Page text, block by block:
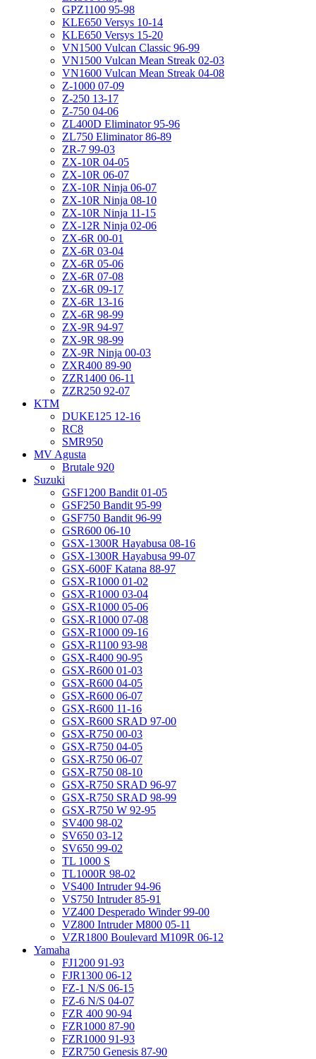
GPZ1100 95-98
KLE650 Versys 10-14
KLE650 Versys 15-20
VN1500 Vulcan Classic 96-99
VN1500 Vulcan Mean Streak 02-03
VN1600 Vulcan Mean Streak 04-08
Z-1000 07-09
Z-250 13-17
Z-750 04-06
ZL400D Eliminator 95-96
ZL750 Eliminator 86-89
ZR-7 99-03
ZX-10R 04-05
ZX-10R 06-07
ZX-10R Ninja 06-07
ZX-10R Ninja 08-10
ZX-10R Ninja 11-15
ZX-12R Ninja 02-06
ZX-6R 00-01
ZX-6R 03-04
ZX-6R 05-06
ZX-6R 07-08
ZX-6R 09-17
ZX-6R 13-16
ZX-6R 98-99
ZX-9R 94-97
ZX-9R 98-99
ZX-9R Ninja 00-03
ZXR400 89-90
ZZR1400 06-11
ZZR250 92-07
KTM
DUKE125 12-16
RC8
SMR950
MV Agusta
Brutale 920
Suzuki
GSF1200 Bandit 01-05
GSF250 Bandit 95-99
GSF750 Bandit 96-99
GSR600 06-10
GSX-1300R Hayabusa 08-16
GSX-1300R Hayabusa 99-07
GSX-600F Katana 88-97
GSX-R1000 01-02
GSX-R1000 03-04
GSX-R1000 05-06
GSX-R1000 07-08
GSX-R1000 09-16
GSX-R1100 93-98
GSX-R400 90-95
GSX-R600 01-03
GSX-R600 04-05
GSX-R600 06-07
GSX-R600 11-16
GSX-R600 SRAD 97-00
GSX-R750 00-03
GSX-R750 04-05
GSX-R750 06-07
GSX-R750 08-10
GSX-R750 SRAD 96-97
GSX-R750 SRAD 98-99
GSX-R750 W 92-95
SV400 98-02
SV650 03-12
SV650 99-02
TL 1000 S
TL1000R 98-02
VS400 Intruder 94-96
VS750 Intruder 85-91
VZ400 Desperado Winder 99-00
VZ800 Intruder M800 05-11
VZR1800 Boulevard M109R 06-12
Yamaha
FJ1200 91-93
FJR1300 06-12
FZ-1 N/S 06-15
FZ-6 N/S 04-07
FZR 400 90-94
FZR1000 87-90
FZR1000 91-93
FZR750 Genesis 87-90